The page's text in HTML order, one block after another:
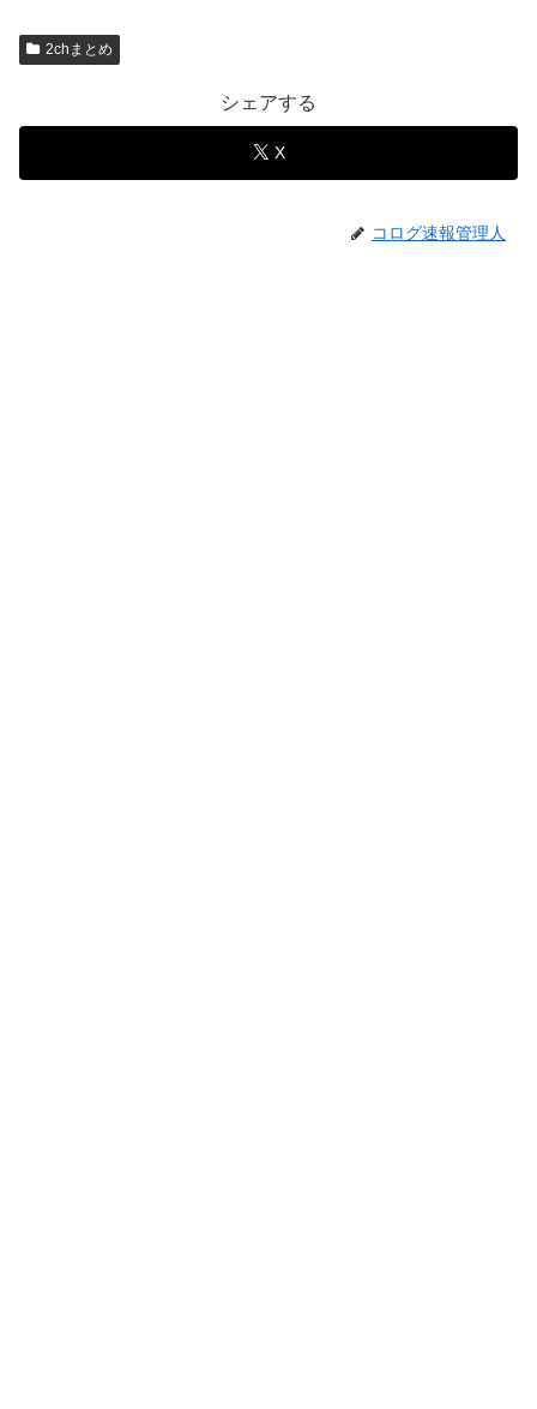
2chまとめ
シェアする
X
コログ速報管理人